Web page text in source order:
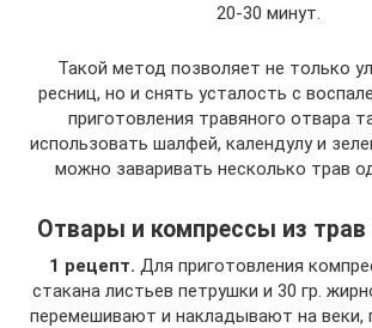
20-30 минут.
Такой метод позволяет не только
ресниц, но и снять усталость с
приготовления травяного отвара
использовать шалфей, календулу и
можно заваривать несколько трав
Отвары и компрессы из трав
1 рецепт. Для приготовления
стакана листьев петрушки и 30 гр.
перемешивают и накладывают на веки,